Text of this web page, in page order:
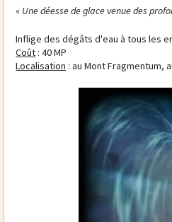
« Une déesse de glace venue des
Inflige des dégâts d'eau à tous les
Coût : 40 MP
Localisation : au Mont Fragmentum,